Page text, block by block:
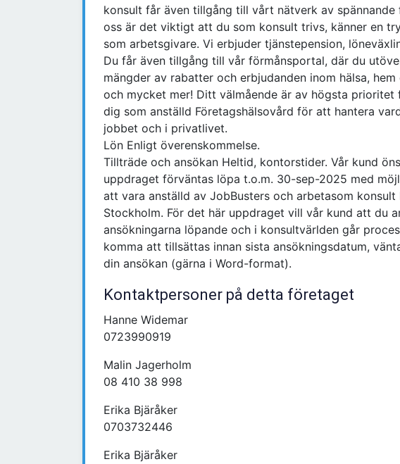
konsult får även tillgång till vårt nätverk av
oss är det viktigt att du som konsult trivs, känner en
som arbetsgivare. Vi erbjuder tjänstepension,
Du får även tillgång till vår förmånsportal, där du
mängder av rabatter och erbjudanden inom hälsa,
och mycket mer! Ditt välmående är av högsta
dig som anställd Företagshälsovård för att hantera
jobbet och i privatlivet.
Lön Enligt överenskommelse.
Tillträde och ansökan Heltid, kontorstider. Vår kund
uppdraget förväntas löpa t.o.m. 30-sep-2025 med
att vara anställd av JobBusters och arbetasom konsult
Stockholm. För det här uppdraget vill vår kund att du
ansökningarna löpande och i konsultvärlden går
komma att tillsättas innan sista ansökningsdatum,
din ansökan (gärna i Word-format).
Kontaktpersoner på detta företaget
Hanne Widemar
0723990919
Malin Jagerholm
08 410 38 998
Erika Bjäråker
0703732446
Erika Bjäråker